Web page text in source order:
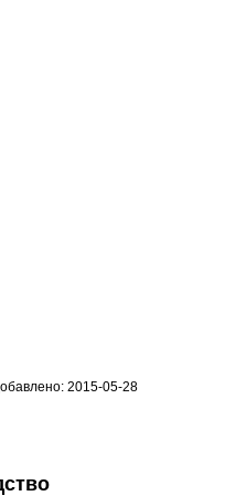
2015-05-28